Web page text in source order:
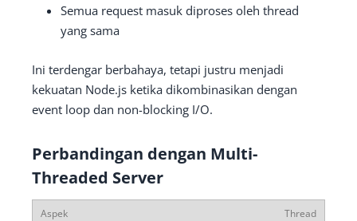
Semua request masuk diproses oleh thread
yang sama
Ini terdengar berbahaya, tetapi justru menjadi
kekuatan Node.js ketika dikombinasikan dengan
event loop dan non-blocking I/O.
Perbandingan dengan Multi-
Threaded Server
Thread